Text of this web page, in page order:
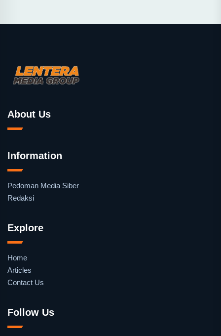
About Us
Information
Pedoman Media Siber
Redaksi
Explore
Home
Articles
Contact Us
Follow Us